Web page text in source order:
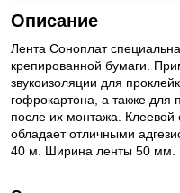
Описание
Лента Соноплат
крепированной бумаги.
звукоизоляции для
гофрокартона, а также для
после их монтажа.
обладает отличными
40 м. Ширина ленты 50 мм.